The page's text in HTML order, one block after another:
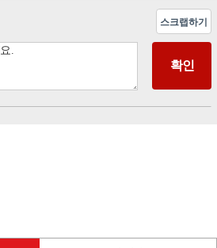
스크랩하기